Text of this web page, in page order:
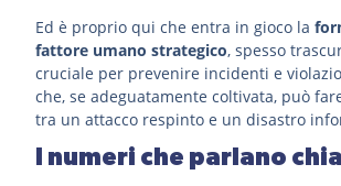
Ed è proprio qui che entra in gioco la
fattore umano strategico, spesso
cruciale per prevenire incidenti e
che, se adeguatamente coltivata, può
tra un attacco respinto e un disastro
I numeri che parlano